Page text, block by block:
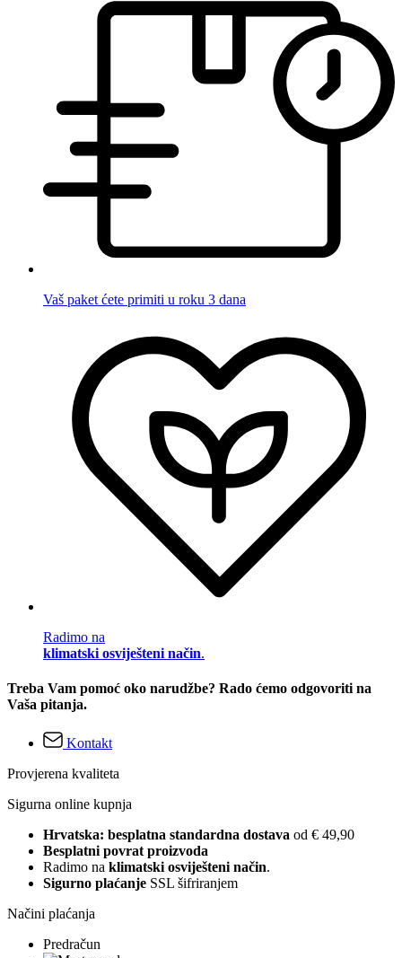
Vaš paket ćete primiti u roku 3 dana
Radimo na
klimatski osviješteni način.
Treba Vam pomoć oko narudžbe? Rado ćemo odgovoriti na
Vaša pitanja.
Kontakt
Provjerena kvaliteta
Sigurna online kupnja
Hrvatska: besplatna standardna dostava od € 49,90
Besplatni povrat proizvoda
Radimo na klimatski osviješteni način.
Sigurno plaćanje SSL šifriranjem
Načini plaćanja
Predračun